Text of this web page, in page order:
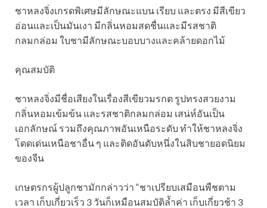
ชาหลงจิ่งเกรดพิเศษมีลักษณะแบน เรียบ และตรง มีสีเขียว
อ่อนและเป็นมันเงา มีกลิ่นหอมสดชื่นและมีรสชาติ
กลมกล่อม ใบชามีลักษณะบอบบางและคล้ายดอกไม้
คุณสมบัติ
ชาหลงจิ่งมีชื่อเสียงในเรื่องสีเขียวมรกต รูปทรงสวยงาม
กลิ่นหอมเข้มข้น และรสชาติกลมกล่อม เสน่ห์อันเป็น
เอกลักษณ์ รวมถึงคุณภาพอันเหนือระดับ ทำให้ชาหลงจิ่ง
โดดเด่นเหนือชาอื่น ๆ และติดอันดับหนึ่งในสิบชายอดนิยม
ของจีน
เกษตรกรผู้ปลูกชามักกล่าวว่า “ชาเปรียบเสมือนพืชตาม
เวลา เก็บเกี่ยวเร็ว 3 วันก็เหมือนสมบัติล้ำค่า เก็บเกี่ยวช้า 3